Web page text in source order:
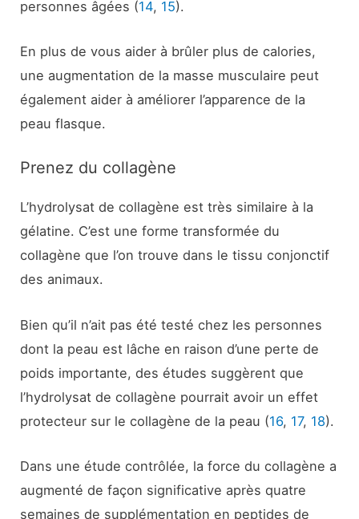
personnes âgées (14, 15).
En plus de vous aider à brûler plus de calories,
une augmentation de la masse musculaire peut
également aider à améliorer l’apparence de la
peau flasque.
Prenez du collagène
L’hydrolysat de collagène est très similaire à la
gélatine. C’est une forme transformée du
collagène que l’on trouve dans le tissu conjonctif
des animaux.
Bien qu’il n’ait pas été testé chez les personnes
dont la peau est lâche en raison d’une perte de
poids importante, des études suggèrent que
l’hydrolysat de collagène pourrait avoir un effet
protecteur sur le collagène de la peau (16, 17, 18).
Dans une étude contrôlée, la force du collagène a
augmenté de façon significative après quatre
semaines de supplémentation en peptides de